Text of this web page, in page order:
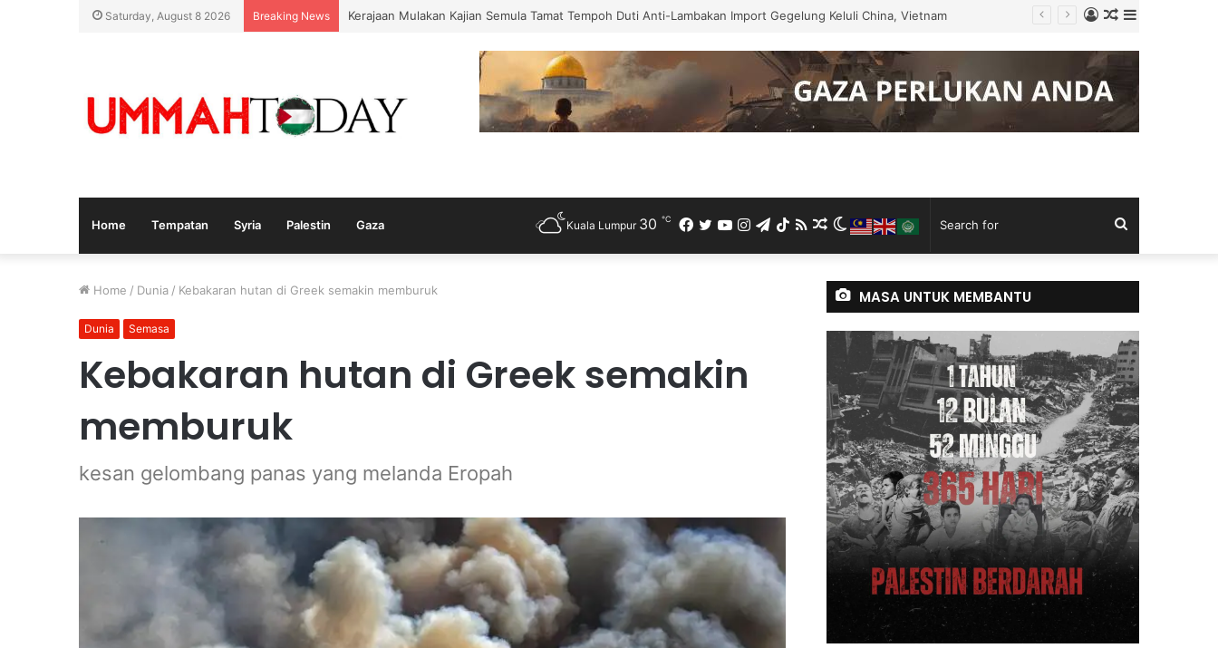
Saturday, August 8 2026 Breaking News Kerajaan Mulakan Kajian Semula Tamat Tempoh Duti Anti-Lambakan Import Gegelung Keluli China, Vietnam
Random
Article
Log
In
Home Tempatan Syria Palestin Gaza
for
Switch
skin
Random
Article
RSS
TikTok
Telegram
Instagram
YouTube
Twitter
Facebook
Kuala Lumpur 30 ℃
Home / Dunia / Kebakaran hutan di Greek semakin memburuk
Dunia Semasa
Kebakaran hutan di Greek semakin
memburuk
kesan gelombang panas yang melanda Eropah
MASA UNTUK MEMBANTU